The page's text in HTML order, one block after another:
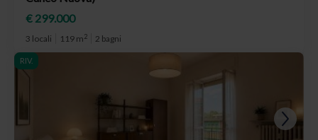
€ 299.000
3 locali 119 m2 2 bagni
RIV.